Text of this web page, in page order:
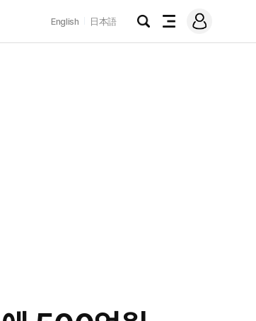
English 日本語
검
전
메
그